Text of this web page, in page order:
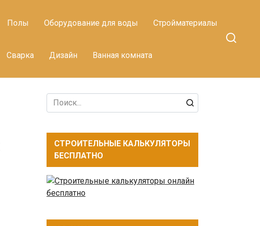
Полы Оборудование для воды Стройматериалы
Сварка Дизайн Ванная комната
Search
for:
СТРОИТЕЛЬНЫЕ КАЛЬКУЛЯТОРЫ
БЕСПЛАТНО